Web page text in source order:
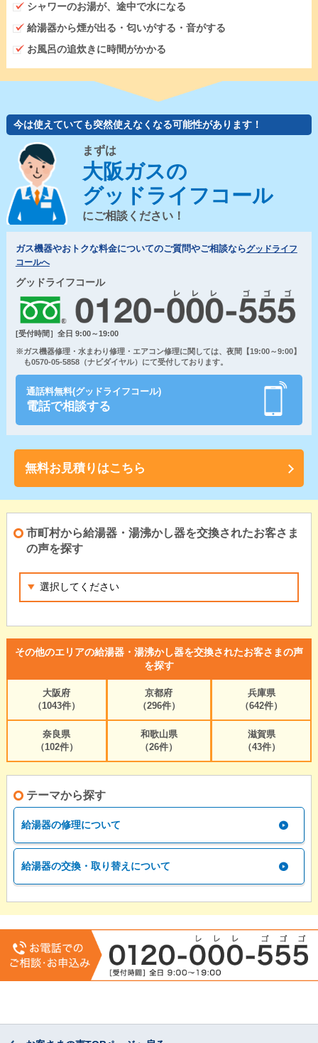
シャワーのお湯が、途中で水になる
給湯器から煙が出る・匂いがする・音がする
お風呂の追炊きに時間がかかる
今は使えていても突然使えなくなる可能性があります！
まずは
大阪ガスの
グッドライフコール
にご相談ください！
ガス機器やおトクな料金についてのご質問やご相談ならグッドライフ
コールへ
グッドライフコール
[受付時間］全日 9:00～19:00
※ガス機器修理・水まわり修理・エアコン修理に関しては、夜間【19:00～9:00】
も0570-05-5858（ナビダイヤル）にて受付しております。
通話料無料(グッドライフコール)
電話で相談する
無料お見積りはこちら
市町村から給湯器・湯沸かし器を交換されたお客さま
の声を探す
その他のエリアの給湯器・湯沸かし器を交換されたお客さまの声
を探す
大阪府
（1043件）
京都府
（296件）
兵庫県
（642件）
奈良県
（102件）
和歌山県
（26件）
滋賀県
（43件）
テーマから探す
給湯器の修理について
給湯器の交換・取り替えについて